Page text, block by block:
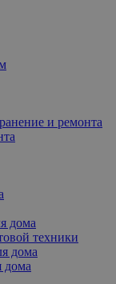
и ремонта
дома
техники
дома
дома